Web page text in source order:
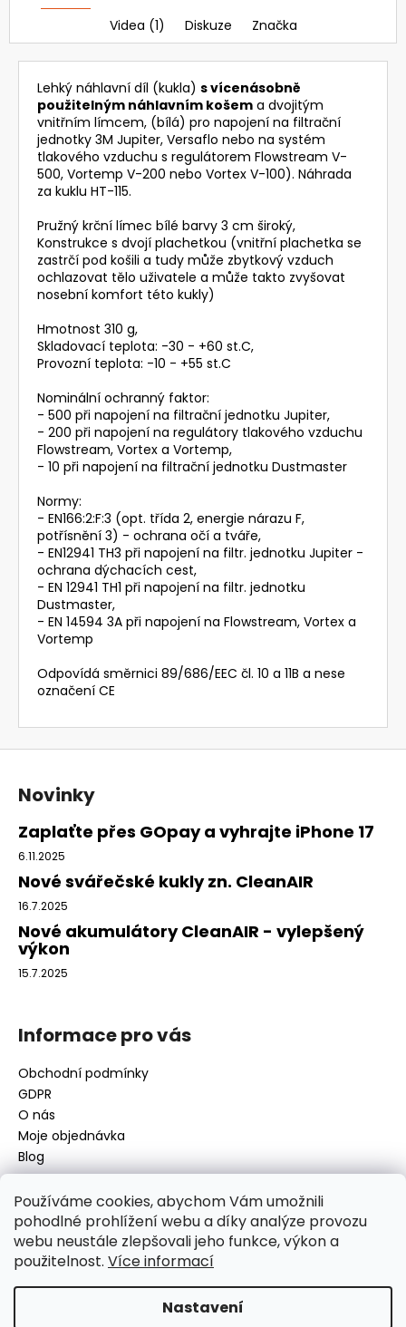
Používáme cookies, abychom Vám umožnili
pohodlné prohlížení webu a díky analýze provozu
webu neustále zlepšovali jeho funkce, výkon a
použitelnost. Více informací
Nastavení
Videa (1)
Diskuze Značka
Lehký náhlavní díl (kukla) s vícenásobně
použitelným náhlavním košem a dvojitým
vnitřním límcem, (bílá) pro napojení na filtrační
jednotky 3M Jupiter, Versaflo nebo na systém
tlakového vzduchu s regulátorem Flowstream V-
500, Vortemp V-200 nebo Vortex V-100). Náhrada
za kuklu HT-115.
Pružný krční límec bílé barvy 3 cm široký,
Konstrukce s dvojí plachetkou (vnitřní plachetka se
zastrčí pod košili a tudy může zbytkový vzduch
ochlazovat tělo uživatele a může takto zvyšovat
nosební komfort této kukly)
Hmotnost 310 g,
Skladovací teplota: -30 - +60 st.C,
Provozní teplota: -10 - +55 st.C
Nominální ochranný faktor:
- 500 při napojení na filtrační jednotku Jupiter,
- 200 při napojení na regulátory tlakového vzduchu
Flowstream, Vortex a Vortemp,
- 10 při napojení na filtrační jednotku Dustmaster
Normy:
- EN166:2:F:3 (opt. třída 2, energie nárazu F,
potřísnění 3) - ochrana očí a tváře,
- EN12941 TH3 při napojení na filtr. jednotku Jupiter -
ochrana dýchacích cest,
- EN 12941 TH1 při napojení na filtr. jednotku
Dustmaster,
- EN 14594 3A při napojení na Flowstream, Vortex a
Vortemp
Odpovídá směrnici 89/686/EEC čl. 10 a 11B a nese
označení CE
Z
Novinky
Zaplaťte přes GOpay a vyhrajte iPhone 17
6.11.2025
Nové svářečské kukly zn. CleanAIR
16.7.2025
Nové akumulátory CleanAIR - vylepšený
výkon
15.7.2025
Informace pro vás
Obchodní podmínky
GDPR
O nás
Moje objednávka
Blog
Kontakt
disamsafety@disamsafety.cz
596 624 947